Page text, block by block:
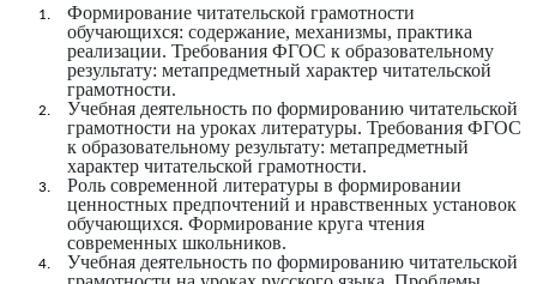
Формирование читательской грамотности
обучающихся: содержание, механизмы, практика
реализации. Требования ФГОС к образовательному
результату: метапредметный характер читательской
грамотности.
Учебная деятельность по формированию читательской
грамотности на уроках литературы. Требования ФГОС
к образовательному результату: метапредметный
характер читательской грамотности.
Роль современной литературы в формировании
ценностных предпочтений и нравственных установок
обучающихся. Формирование круга чтения
современных школьников.
Учебная деятельность по формированию читательской